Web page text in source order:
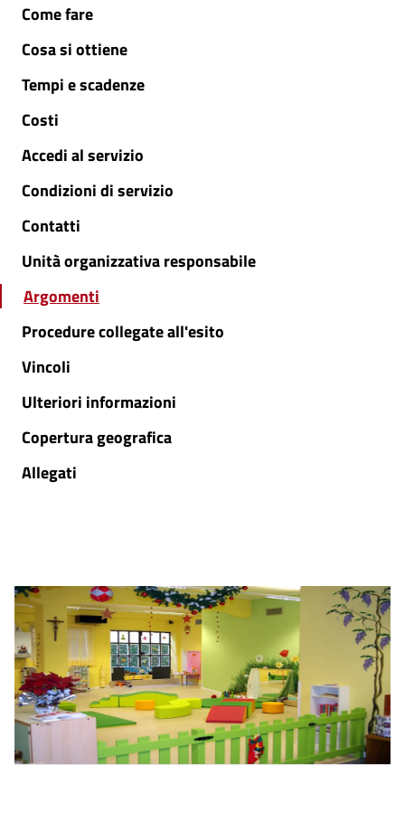
Come fare
Cosa si ottiene
Tempi e scadenze
Costi
Accedi al servizio
Condizioni di servizio
Contatti
Unità organizzativa responsabile
Argomenti
Procedure collegate all'esito
Vincoli
Ulteriori informazioni
Copertura geografica
Allegati